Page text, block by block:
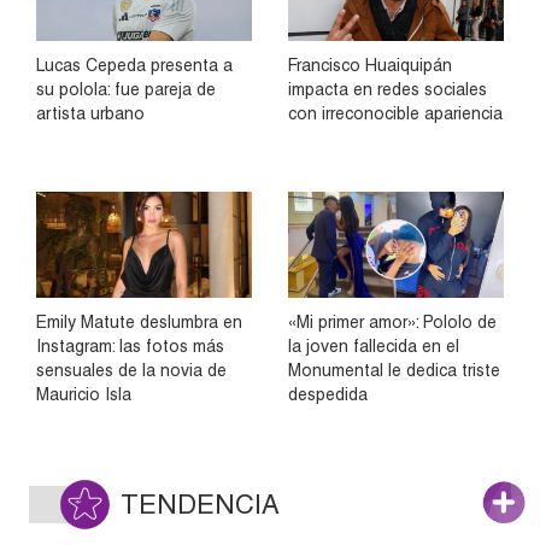
Lucas Cepeda presenta a
su polola: fue pareja de
artista urbano
Francisco Huaiquipán
impacta en redes sociales
con irreconocible apariencia
Emily Matute deslumbra en
Instagram: las fotos más
sensuales de la novia de
Mauricio Isla
«Mi primer amor»: Pololo de
la joven fallecida en el
Monumental le dedica triste
despedida
TENDENCIA